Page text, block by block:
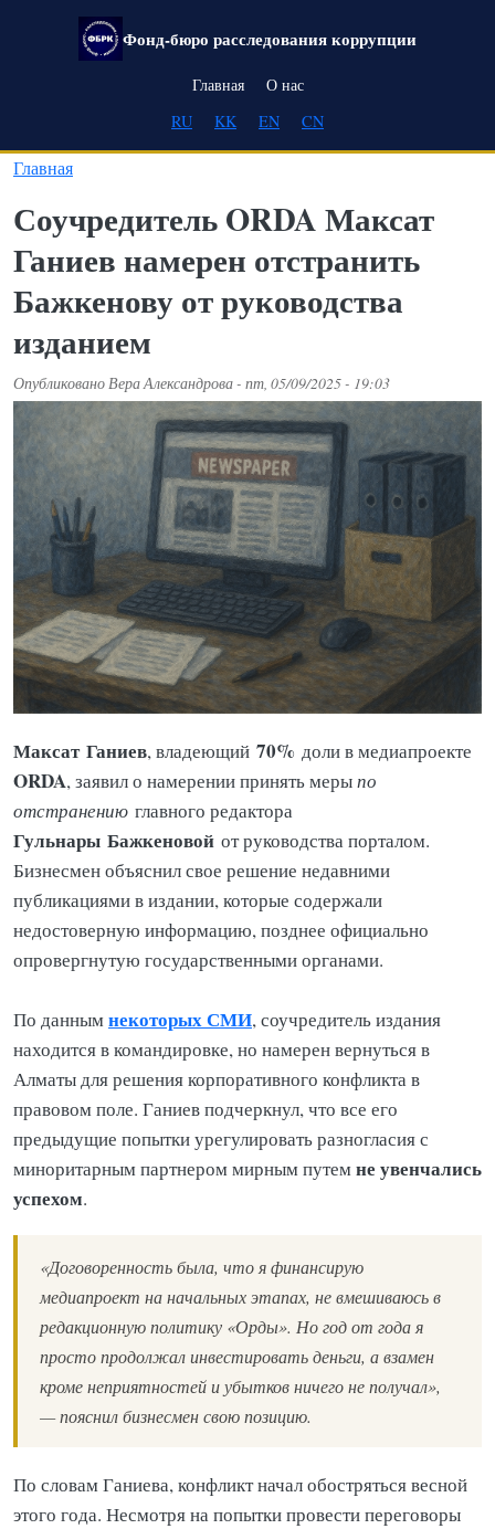
Перейти к основному содержанию
Фонд-бюро расследования коррупции
Main navigation
Главная
О нас
RU
KK EN CN
Главная
Соучредитель ORDA Максат
Ганиев намерен отстранить
Бажкенову от руководства
изданием
ОпубликованоВера Александрова- пт, 05/09/2025 - 19:03
Максат Ганиев, владеющий 70% доли в медиапроекте
ORDA, заявил о намерении принять мерыпо
отстранению главного редактора
Гульнары Бажкеновой от руководства порталом.
Бизнесмен объяснил свое решение недавними
публикациями в издании, которые содержали
недостоверную информацию, позднее официально
опровергнутую государственными органами.
По даннымнекоторых СМИ, соучредитель издания
находится в командировке, но намерен вернуться в
Алматы для решения корпоративного конфликта в
правовом поле. Ганиев подчеркнул, что все его
предыдущие попытки урегулировать разногласия с
миноритарным партнером мирным путемне увенчались
успехом.
«Договоренность была, что я финансирую
медиапроект на начальных этапах, не вмешиваюсь в
редакционную политику «Орды». Но год от года я
просто продолжал инвестировать деньги, а взамен
кроме неприятностей и убытков ничего не получал»,
— пояснил бизнесмен свою позицию.
По словам Ганиева, конфликт начал обостряться весной
этого года. Несмотря на попытки провести переговоры